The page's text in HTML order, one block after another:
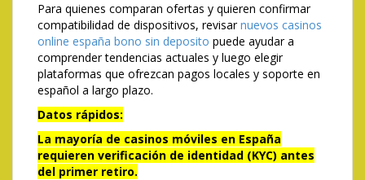
Para quienes comparan ofertas y quieren confirmar
compatibilidad de dispositivos, revisarnuevos casinos
online españa bono sin deposito puede ayudar a
comprender tendencias actuales y luego elegir
plataformas que ofrezcan pagos locales y soporte en
español a largo plazo.
Datos rápidos:
La mayoría de casinos móviles en España
requieren verificación de identidad (KYC) antes
del primer retiro.